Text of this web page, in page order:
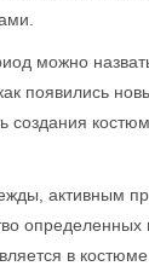
можно
появились
активным
определенных
в